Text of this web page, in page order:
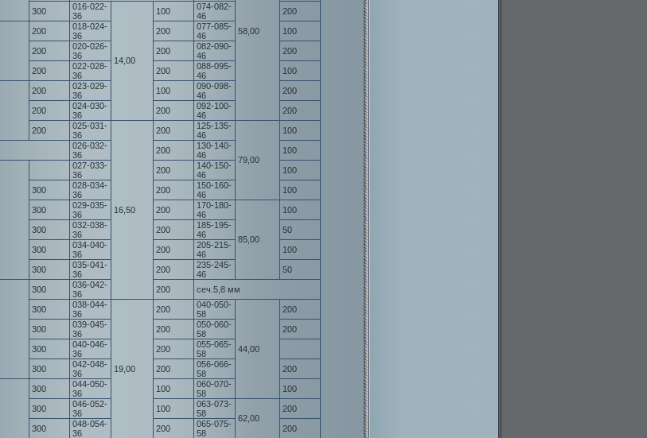
58,00
300
016-022-
36
14,00
100
074-082-
46
200
200
018-024-
36
200
077-085-
46
100
200
020-026-
36
200
082-090-
46
200
200
022-028-
36
200
088-095-
46
100
200
023-029-
36
100
090-098-
46
200
200
024-030-
36
200
092-100-
46
200
200
025-031-
36
16,50
200
125-135-
46
79,00
100
026-032-
36
200
130-140-
46
100
027-033-
36
200
140-150-
46
100
300
028-034-
36
200
150-160-
46
100
300
029-035-
36
200
170-180-
46
85,00
100
300
032-038-
36
200
185-195-
46
50
300
034-040-
36
200
205-215-
46
100
300
035-041-
36
200
235-245-
46
50
300
036-042-
36
200 сеч.5,8 мм
300
038-044-
36
19,00
200
040-050-
58
44,00
200
300
039-045-
36
200
050-060-
58
200
300
040-046-
36
200
055-065-
58
300
042-048-
36
200
056-066-
58
200
300
044-050-
36
100
060-070-
58
100
300
046-052-
36
100
063-073-
58
62,00
200
300
048-054-
36
200
065-075-
58
200